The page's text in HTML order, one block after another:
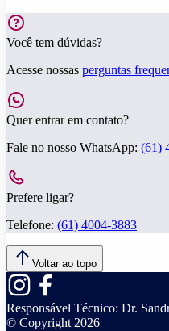
Você tem dúvidas?
Acesse nossas perguntas
Quer entrar em contato?
Fale no nosso WhatsApp: (61)
Prefere ligar?
Telefone: (61) 4004-3883
Voltar ao topo
Responsável Técnico: Dr.
© Copyright 2026